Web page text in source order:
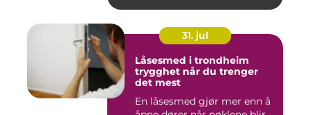
31. jul
Låsesmed i trondheim
trygghet når du trenger
det mest
En låsesmed gjør mer enn å